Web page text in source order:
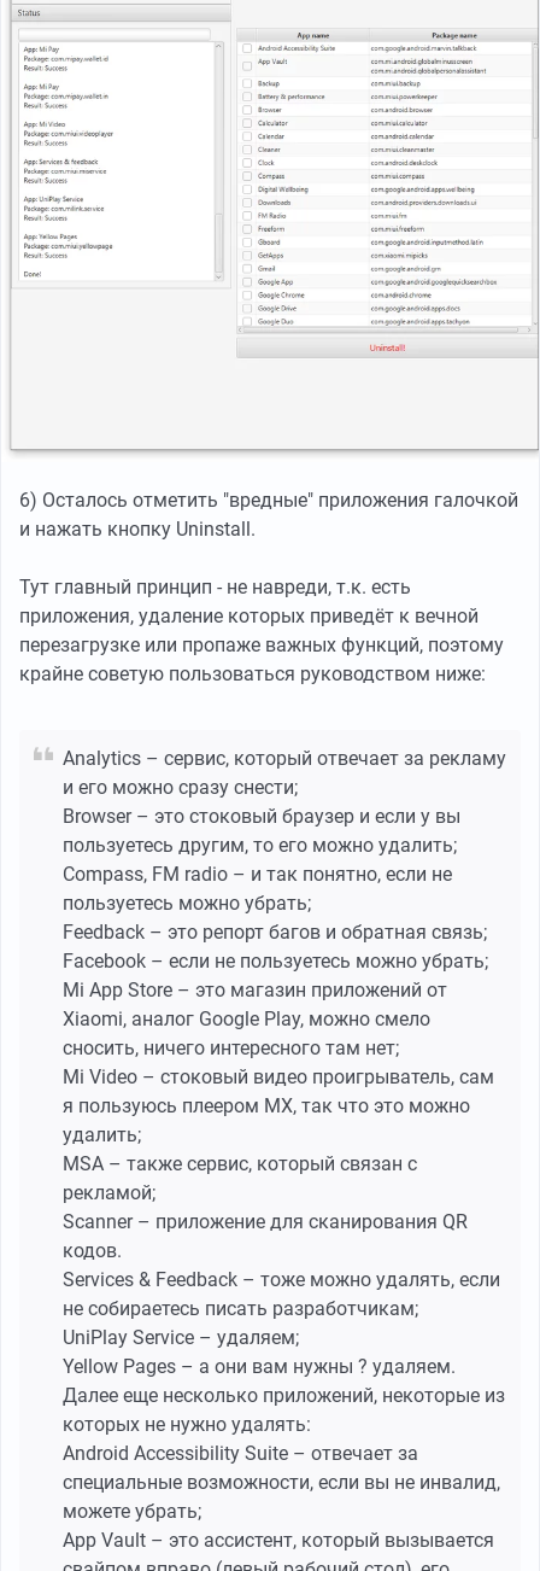
6) Осталось отметить "вредные" приложения галочкой
и нажать кнопку Uninstall.
Тут главный принцип - не навреди, т.к. есть
приложения, удаление которых приведёт к вечной
перезагрузке или пропаже важных функций, поэтому
крайне советую пользоваться руководством ниже:
Analytics – сервис, который отвечает за рекламу
и его можно сразу снести;
Browser – это стоковый браузер и если у вы
пользуетесь другим, то его можно удалить;
Compass, FM radio – и так понятно, если не
пользуетесь можно убрать;
Feedback – это репорт багов и обратная связь;
Facebook – если не пользуетесь можно убрать;
Mi App Store – это магазин приложений от
Xiaomi, аналог Google Play, можно смело
сносить, ничего интересного там нет;
Mi Video – стоковый видео проигрыватель, сам
я пользуюсь плеером MX, так что это можно
удалить;
MSA – также сервис, который связан с
рекламой;
Scanner – приложение для сканирования QR
кодов.
Services & Feedback – тоже можно удалять, если
не собираетесь писать разработчикам;
UniPlay Service – удаляем;
Yellow Pages – а они вам нужны ? удаляем.
Далее еще несколько приложений, некоторые из
которых не нужно удалять:
Android Accessibility Suite – отвечает за
специальные возможности, если вы не инвалид,
можете убрать;
App Vault – это ассистент, который вызывается